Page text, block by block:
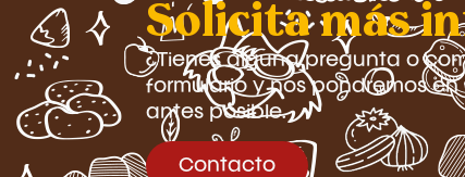
Solicita más
¿Tienes alguna pregunta o
formulario y nos pondremos
antes posible.
Contacto